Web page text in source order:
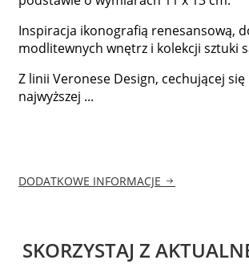
Inspiracja ikonografią renesansową,
modlitewnych wnętrz i kolekcji sztuki
Z linii Veronese Design, cechującej
najwyższej ...
DODATKOWE INFORMACJE
SKORZYSTAJ Z